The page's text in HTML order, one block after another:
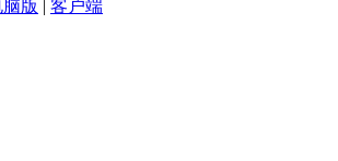
脑版 | 客户端